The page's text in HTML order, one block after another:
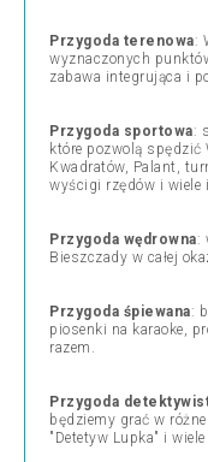
Przygoda terenowa:
wyznaczonych
zabawa integrująca i
Przygoda sportowa:
które pozwolą spędzić
Kwadratów, Palant,
wyścigi rzędów i wiele
Przygoda wędrowna:
Bieszczady w całej
Przygoda śpiewana:
piosenki na karaoke,
razem.
Przygoda
będziemy grać w
"Detetyw Lupka" i